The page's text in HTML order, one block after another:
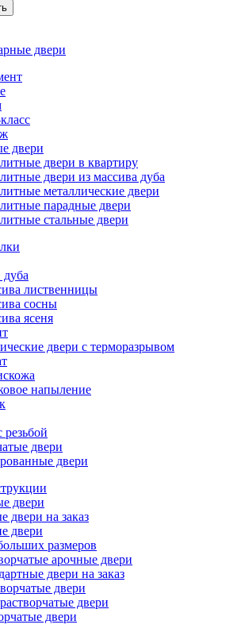
двери
двери
двери в квартиру
двери из массива дуба
металлические двери
парадные двери
стальные двери
лиственницы
сосны
ясеня
двери с терморазрывом
напыление
резьбой
двери
двери
двери
двери на заказ
двери
размеров
арочные двери
двери на заказ
двери
двери
двери